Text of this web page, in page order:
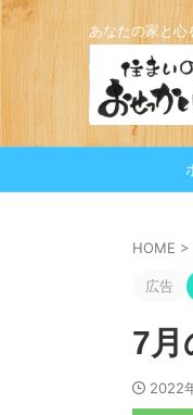
あなたの家と
HOME >
広告
7
2022